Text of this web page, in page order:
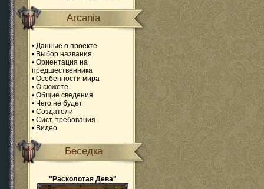
Arcania
• Данные о проекте
• Выбор названия
• Ориентация на
предшественника
• Особенности мира
• О сюжете
• Общие сведения
• Чего не будет
• Создатели
• Сист. требования
• Видео
Беседка
"Расколотая Дева"